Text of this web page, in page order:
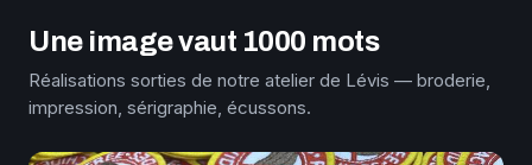
Une image vaut 1000 mots
Réalisations sorties de notre atelier de Lévis — broderie,
impression, sérigraphie, écussons.